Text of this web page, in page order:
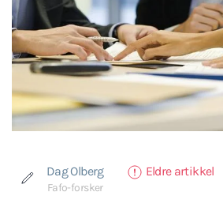
Dag Olberg
Fafo-forsker
Eldre artikkel